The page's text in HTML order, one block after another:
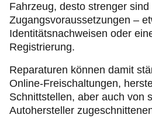
Fahrzeug, desto strenger sind
Zugangsvoraussetzungen –
Identitätsnachweisen oder
Registrierung.
Reparaturen können damit
Online‑Freischaltungen,
Schnittstellen, aber auch von
Autohersteller